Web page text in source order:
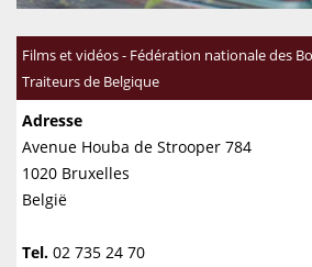
Films et vidéos - Fédération nationale des
Traiteurs de Belgique
Adresse
Avenue Houba de Strooper 784
1020 Bruxelles
België
Tel. 02 735 24 70